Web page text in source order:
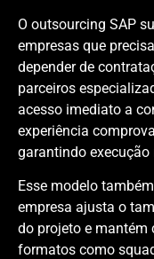
O outsourcing SAP
empresas que
depender de
parceiros
acesso imediato a
experiência
garantindo execução
Esse modelo
empresa ajusta o
do projeto e
formatos como